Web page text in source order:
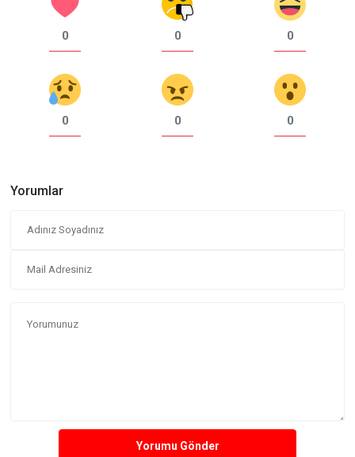
0 0 0
0 0 0
Yorumlar
Yorumu Gönder